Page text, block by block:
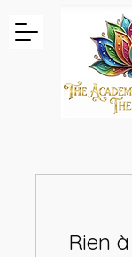
Rien